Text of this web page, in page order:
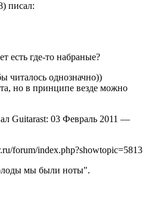
писал:
есть где-то набраные?
читалось однозначно))
но в принципе везде можно
Guitarast: 03 Февраль 2011 —
forum/index.php?showtopic=5813
мы были ноты".